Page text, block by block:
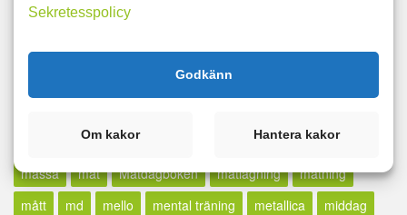
likör
lillfinger livet
maffetone mage
mammaträning
måndag marathon
marklyft
mässa
mat Matdagboken matlagning
mätning
mått
md mello mental träning metallica
middag
Sekretesspolicy
Godkänn
Om kakor Hantera kakor